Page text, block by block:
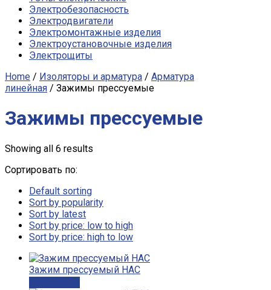
Электробезопасность
Электродвигатели
Электромонтажные изделия
Электроустановочные изделия
Электрощиты
Home / Изоляторы и арматура / Арматура
линейная / Зажимы прессуемые
Зажимы прессуемые
Showing all 6 results
Сортировать по:
Default sorting
Sort by popularity
Sort by latest
Sort by price: low to high
Sort by price: high to low
Зажим прессуемый НАС